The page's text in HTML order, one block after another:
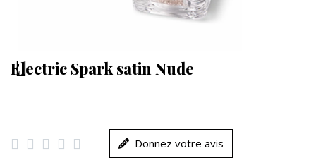
Electric Spark satin Nude
     Donnez votre avis